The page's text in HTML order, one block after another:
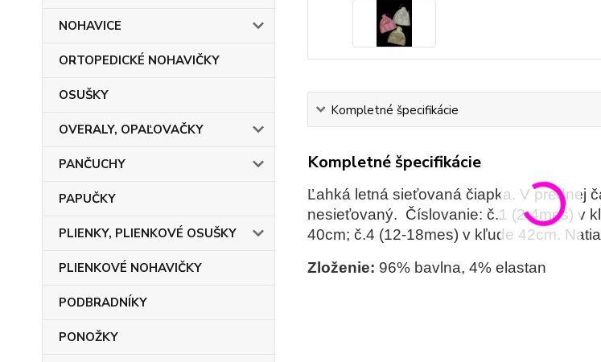
NOHAVICE
ORTOPEDICKÉ NOHAVIČKY
OSUŠKY
OVERALY, OPAĽOVAČKY
PANČUCHY
PAPUČKY
PLIENKY, PLIENKOVÉ OSUŠKY
PLIENKOVÉ NOHAVIČKY
PODBRADNÍKY
PONOŽKY
Kompletné špecifikácie
Kompletné špecifikácie
Ľahká letná sieťovaná čiapka. V prednej
nesieťovaný. Číslovanie: č.1 (2-4mes) v
40cm; č.4 (12-18mes) v kľude 42cm.
Zloženie: 96% bavlna, 4% elastan